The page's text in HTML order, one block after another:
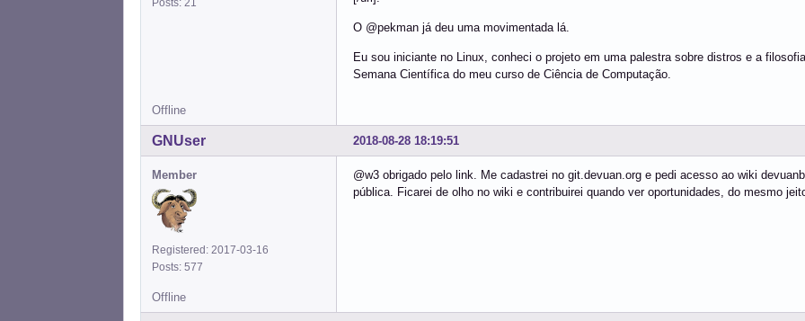
Posts: 21
O @pekman já deu uma movimentada lá.
Eu sou iniciante no Linux, conheci o projeto em uma palestra sobre distros e a
Semana Científica do meu curso de Ciência de Computação.
Offline
2018-08-28 18:19:51
GNUser
Member
Registered: 2017-03-16
Posts: 577
@w3 obrigado pelo link. Me cadastrei no git.devuan.org e pedi acesso ao wiki
pública. Ficarei de olho no wiki e contribuirei quando ver oportunidades, do mesmo
Offline